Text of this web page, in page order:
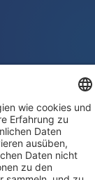
© IAA MOBILITY